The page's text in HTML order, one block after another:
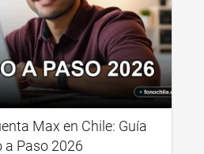
Max en Chile: Guía
a Paso 2026